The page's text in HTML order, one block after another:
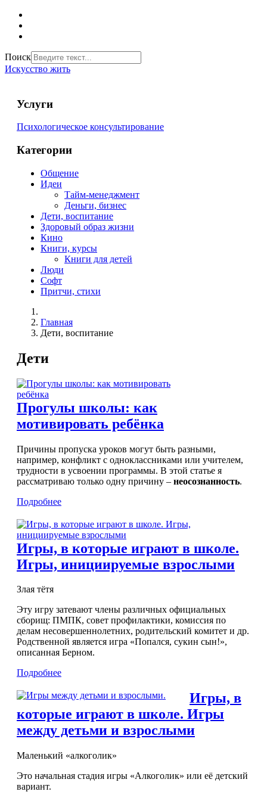
Поиск
Искусство жить
Услуги
Психологическое консультирование
Категории
Общение
Идеи
Тайм-менеджмент
Деньги, бизнес
Дети, воспитание
Здоровый образ жизни
Кино
Книги, курсы
Книги для детей
Люди
Софт
Притчи, стихи
Главная
Дети, воспитание
Дети
Прогулы школы: как
мотивировать ребёнка
Причины пропуска уроков могут быть разными,
например, конфликт с одноклассниками или учителем,
трудности в усвоении программы. В этой статье я
рассматриваю только одну причину – неосознанность.
Подробнее
Игры, в которые играют в школе.
Игры, инициируемые взрослыми
Злая тётя
Эту игру затевают члены различных официальных
сборищ: ПМПК, совет профилактики, комиссия по
делам несовершеннолетних, родительский комитет и др.
Родственной является игра «Попался, сукин сын!»,
описанная Берном.
Подробнее
Игры, в
которые играют в школе. Игры
между детьми и взрослыми
Маленький «алкоголик»
Это начальная стадия игры «Алкоголик» или её детский
вариант.